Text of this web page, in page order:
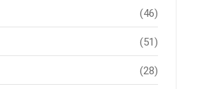
(46)
(51)
(28)